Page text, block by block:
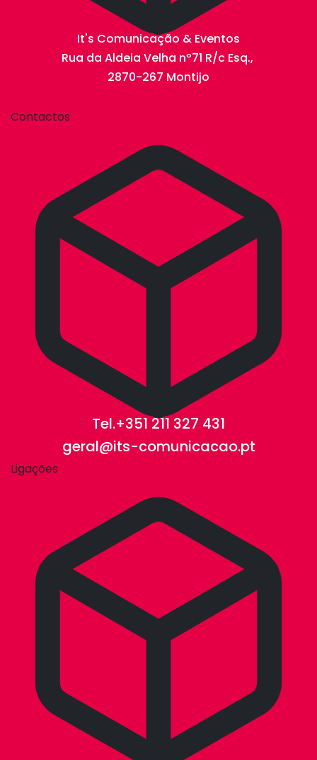
It's Comunicação & Eventos
Rua da Aldeia Velha nº71 R/c Esq.,
2870-267 Montijo
Contactos
Tel.+351 211 327 431
geral@its-comunicacao.pt
Ligações